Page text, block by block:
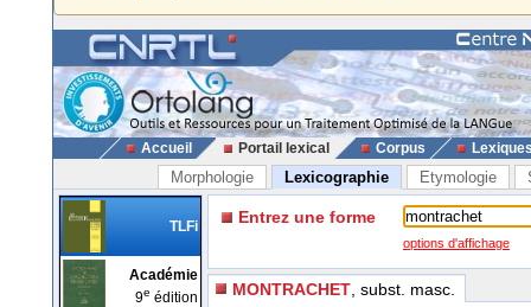
Accueil Portail lexical Corpus
Morphologie Lexicographie Etymologie
TLFi
Académie
9e édition
Entrez une forme
options d'affichage
MONTRACHET , subst. masc.